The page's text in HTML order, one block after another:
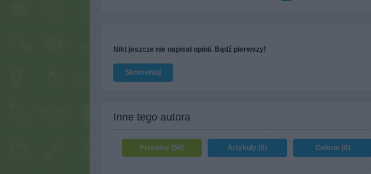
Nikt jeszcze nie napisał opinii. Bądź pierwszy!
Skomentuj
Inne tego autora
Przepisy (50) Artykuły (0) Galerie (0)